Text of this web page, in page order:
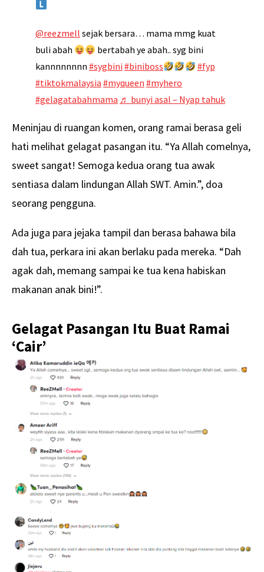
@reezmell sejak bersara… mama mmg kuat
buli abah
bertabah ye abah.. syg bini
kannnnnnnn #sygbini #biniboss
#fyp
#tiktokmalaysia #myqueen #myhero
#gelagatabahmama ♬ bunyi asal – Nyap tahuk
Meninjau di ruangan komen, orang ramai berasa geli
hati melihat gelagat pasangan itu. “Ya Allah comelnya,
sweet sangat! Semoga kedua orang tua awak
sentiasa dalam lindungan Allah SWT. Amin.”, doa
seorang pengguna.
Ada juga para jejaka tampil dan berasa bahawa bila
dah tua, perkara ini akan berlaku pada mereka. “Dah
agak dah, memang sampai ke tua kena habiskan
makanan anak bini!”.
Gelagat Pasangan Itu Buat Ramai
‘Cair’